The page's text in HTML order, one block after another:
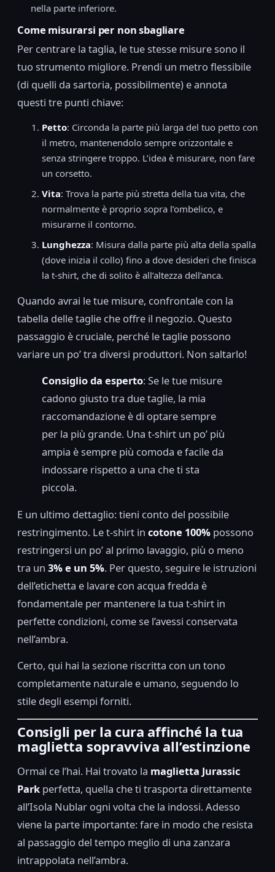
nella parte inferiore.
Come misurarsi per non sbagliare
Per centrare la taglia, le tue stesse misure sono il
tuo strumento migliore. Prendi un metro flessibile
(di quelli da sartoria, possibilmente) e annota
questi tre punti chiave:
Petto: Circonda la parte più larga del tuo petto con
il metro, mantenendolo sempre orizzontale e
senza stringere troppo. L’idea è misurare, non fare
un corsetto.
Vita: Trova la parte più stretta della tua vita, che
normalmente è proprio sopra l’ombelico, e
misurarne il contorno.
Lunghezza: Misura dalla parte più alta della spalla
(dove inizia il collo) fino a dove desideri che finisca
la t-shirt, che di solito è all’altezza dell’anca.
Quando avrai le tue misure, confrontale con la
tabella delle taglie che offre il negozio. Questo
passaggio è cruciale, perché le taglie possono
variare un po’ tra diversi produttori. Non saltarlo!
Consiglio da esperto: Se le tue misure
cadono giusto tra due taglie, la mia
raccomandazione è di optare sempre
per la più grande. Una t-shirt un po’ più
ampia è sempre più comoda e facile da
indossare rispetto a una che ti sta
piccola.
E un ultimo dettaglio: tieni conto del possibile
restringimento. Le t-shirt in cotone 100% possono
restringersi un po’ al primo lavaggio, più o meno
tra un 3% e un 5%. Per questo, seguire le istruzioni
dell’etichetta e lavare con acqua fredda è
fondamentale per mantenere la tua t-shirt in
perfette condizioni, come se l’avessi conservata
nell’ambra.
Certo, qui hai la sezione riscritta con un tono
completamente naturale e umano, seguendo lo
stile degli esempi forniti.
Consigli per la cura affinché la tua
maglietta sopravviva all’estinzione
Ormai ce l’hai. Hai trovato la maglietta Jurassic
Park perfetta, quella che ti trasporta direttamente
all’Isola Nublar ogni volta che la indossi. Adesso
viene la parte importante: fare in modo che resista
al passaggio del tempo meglio di una zanzara
intrappolata nell’ambra.